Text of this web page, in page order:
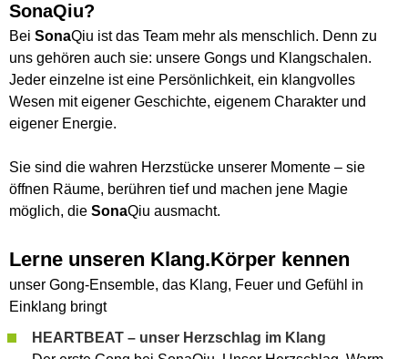
SonaQiu?
Bei SonaQiu ist das Team mehr als menschlich. Denn zu
uns gehören auch sie: unsere Gongs und Klangschalen.
Jeder einzelne ist eine Persönlichkeit, ein klangvolles
Wesen mit eigener Geschichte, eigenem Charakter und
eigener Energie.
Sie sind die wahren Herzstücke unserer Momente – sie
öffnen Räume, berühren tief und machen jene Magie
möglich, die SonaQiu ausmacht.
Lerne unseren Klang.Körper kennen
unser Gong-Ensemble, das Klang, Feuer und Gefühl in
Einklang bringt
HEARTBEAT – unser Herzschlag im Klang